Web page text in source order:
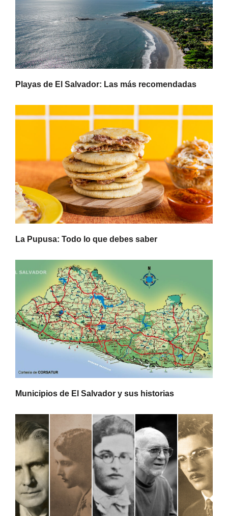
Playas de El Salvador: Las más recomendadas
La Pupusa: Todo lo que debes saber
Municipios de El Salvador y sus historias